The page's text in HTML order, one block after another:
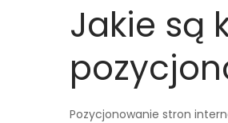
Jakie są
Pozycjonowanie stron